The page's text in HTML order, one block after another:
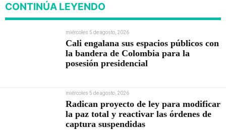
CONTINÚA LEYENDO
miércoles 5 de agosto, 2026
Cali engalana sus espacios públicos con
la bandera de Colombia para la
posesión presidencial
miércoles 5 de agosto, 2026
Radican proyecto de ley para modificar
la paz total y reactivar las órdenes de
captura suspendidas